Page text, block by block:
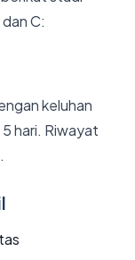
C:
keluhan
hari. Riwayat